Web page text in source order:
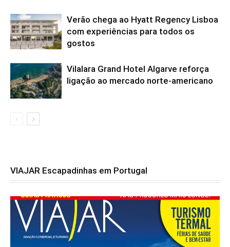
Verão chega ao Hyatt Regency Lisboa
com experiências para todos os
gostos
Vilalara Grand Hotel Algarve reforça
ligação ao mercado norte-americano
VIAJAR Escapadinhas em Portugal